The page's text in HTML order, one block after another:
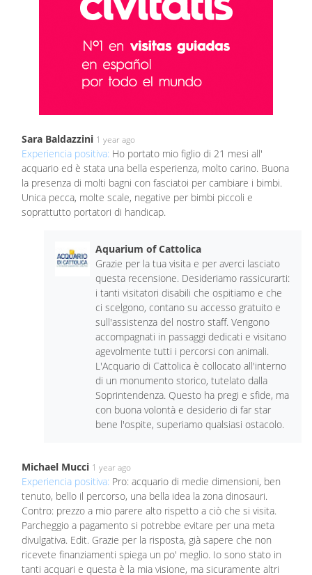
Sara Baldazzini 1 year ago
Experiencia positiva: Ho portato mio figlio di 21 mesi all'
acquario ed è stata una bella esperienza, molto carino. Buona
la presenza di molti bagni con fasciatoi per cambiare i bimbi.
Unica pecca, molte scale, negative per bimbi piccoli e
soprattutto portatori di handicap.
Aquarium of Cattolica
Grazie per la tua visita e per averci lasciato
questa recensione. Desideriamo rassicurarti:
i tanti visitatori disabili che ospitiamo e che
ci scelgono, contano su accesso gratuito e
sull'assistenza del nostro staff. Vengono
accompagnati in passaggi dedicati e visitano
agevolmente tutti i percorsi con animali.
L'Acquario di Cattolica è collocato all'interno
di un monumento storico, tutelato dalla
Soprintendenza. Questo ha pregi e sfide, ma
con buona volontà e desiderio di far star
bene l'ospite, superiamo qualsiasi ostacolo.
Michael Mucci 1 year ago
Experiencia positiva: Pro: acquario di medie dimensioni, ben
tenuto, bello il percorso, una bella idea la zona dinosauri.
Contro: prezzo a mio parere alto rispetto a ciò che si visita.
Parcheggio a pagamento si potrebbe evitare per una meta
divulgativa. Edit. Grazie per la risposta, già sapere che non
ricevete finanziamenti spiega un po' meglio. Io sono stato in
tanti acquari e questa è la mia visione, ma sicuramente altri